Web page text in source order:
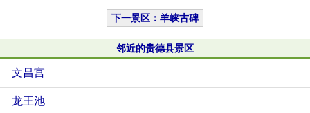
下一景区：羊峡古碑
邻近的贵德县景区
文昌宫
龙王池